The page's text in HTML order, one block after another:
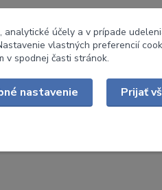
účely a v prípade
vlastných preferencií
v spodnej časti stránok.
nastavenie Prijať